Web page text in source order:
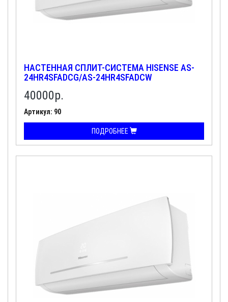
НАСТЕННАЯ СПЛИТ-СИСТЕМА HISENSE AS-
24HR4SFADCG/AS-24HR4SFADCW
40000р.
Артикул: 90
ПОДРОБНЕЕ